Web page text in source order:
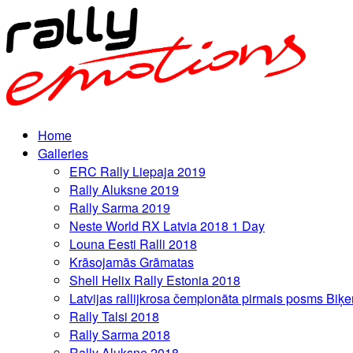
Home
Galleries
ERC Rally Liepaja 2019
Rally Aluksne 2019
Rally Sarma 2019
Neste World RX Latvia 2018 1 Day
Louna Eesti Ralli 2018
Krāsojamās Grāmatas
Shell Helix Rally Estonia 2018
Latvijas rallijkrosa čempionāta pirmais posms
Rally Talsi 2018
Rally Sarma 2018